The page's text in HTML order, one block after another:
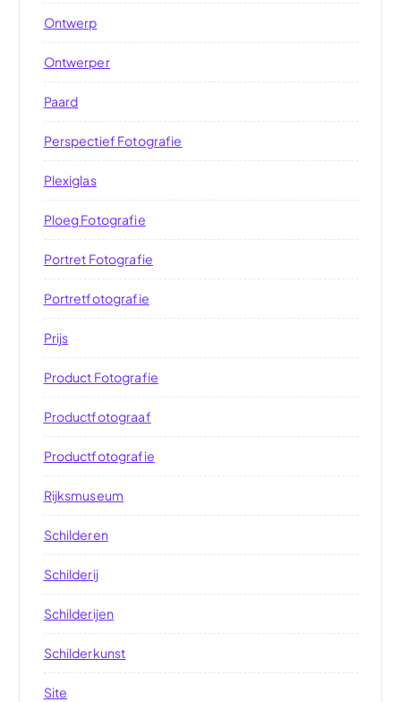
Ontwerp
Ontwerper
Paard
Perspectief Fotografie
Plexiglas
Ploeg Fotografie
Portret Fotografie
Portretfotografie
Prijs
Product Fotografie
Productfotograaf
Productfotografie
Rijksmuseum
Schilderen
Schilderij
Schilderijen
Schilderkunst
Site